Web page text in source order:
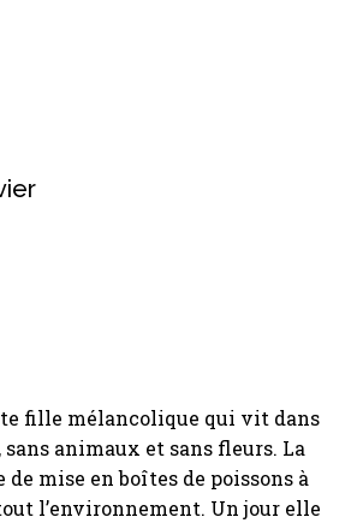
fille mélancolique qui vit dans
animaux et sans fleurs. La
de mise en boîtes de poissons à
l’environnement. Un jour elle